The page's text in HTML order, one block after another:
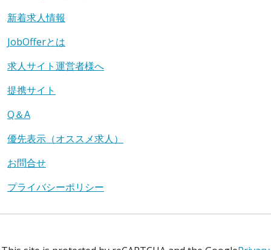
新着求人情報
JobOfferとは
求人サイト運営者様へ
提携サイト
Q＆A
優先表示（オススメ求人）
お問合せ
プライバシーポリシー